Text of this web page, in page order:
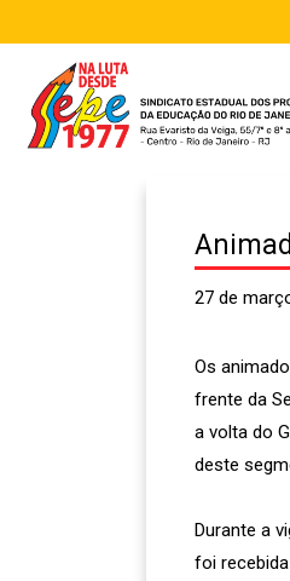
27 de
Os
frente da
a volta do
deste
Durante a
foi